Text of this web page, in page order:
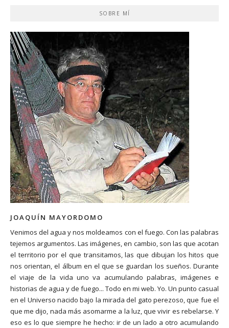
SOBRE MÍ
JOAQUÍN MAYORDOMO
Venimos del agua y nos moldeamos con el fuego. Con las palabras
tejemos argumentos. Las imágenes, en cambio, son las que acotan
el territorio por el que transitamos, las que dibujan los hitos que
nos orientan, el álbum en el que se guardan los sueños. Durante
el viaje de la vida uno va acumulando palabras, imágenes e
historias de agua y de fuego... Todo en mi web. Yo. Un punto casual
en el Universo nacido bajo la mirada del gato perezoso, que fue el
que me dijo, nada más asomarme a la luz, que vivir es rebelarse. Y
eso es lo que siempre he hecho: ir de un lado a otro acumulando